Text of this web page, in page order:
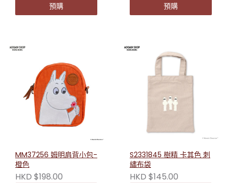
預購 預購
MM37256 姆明肩背小包-
橙色
HKD $198.00
S2331845 樹精 卡其色 刺
繡布袋
HKD $145.00